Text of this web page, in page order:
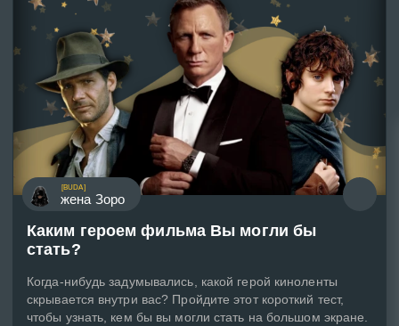
[BUDA]
жена Зоро
Каким героем фильма Вы могли бы
стать?
Когда-нибудь задумывались, какой герой киноленты
скрывается внутри вас? Пройдите этот короткий тест,
чтобы узнать, кем бы вы могли стать на большом экране.